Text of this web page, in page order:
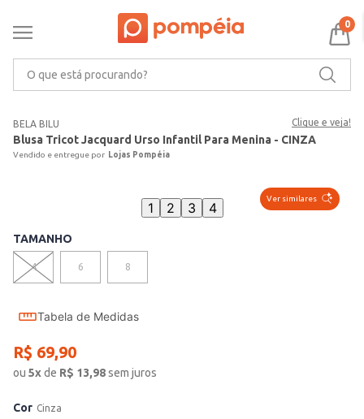
0
BELA BILU Clique e veja!
Blusa Tricot Jacquard Urso Infantil Para Menina - CINZA
Lojas Pompéia
Ver similares
1 2 3 4
TAMANHO
4 6 8
Tabela de Medidas
R$ 69,90
ou 5xde R$ 13,98sem juros
Cor Cinza